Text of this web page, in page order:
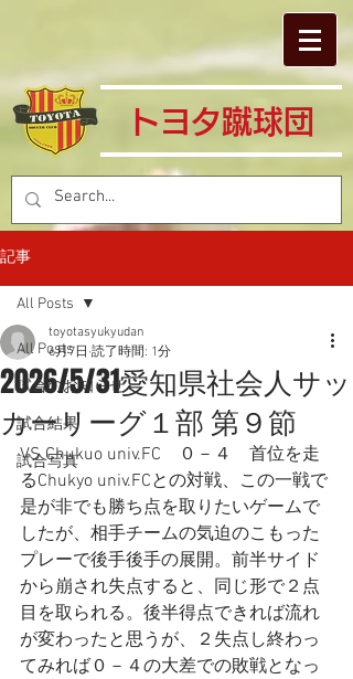
​トヨタ蹴球団
記事
All Posts
試合のお知らせ
試合結果
試合写真
All Posts
2026/5/31愛知県社会人サッ
カーリーグ１部 第９節
toyotasyukyudan
6月7日 読了時間: 1分
VS Chukuo univ.FC　０－４　首位を走
るChukyo univ.FCとの対戦、この一戦で
是が非でも勝ち点を取りたいゲームで
したが、相手チームの気迫のこもった
プレーで後手後手の展開。前半サイド
から崩され失点すると、同じ形で２点
目を取られる。後半得点できれば流れ
が変わったと思うが、２失点し終わっ
てみれば０－４の大差での敗戦となっ